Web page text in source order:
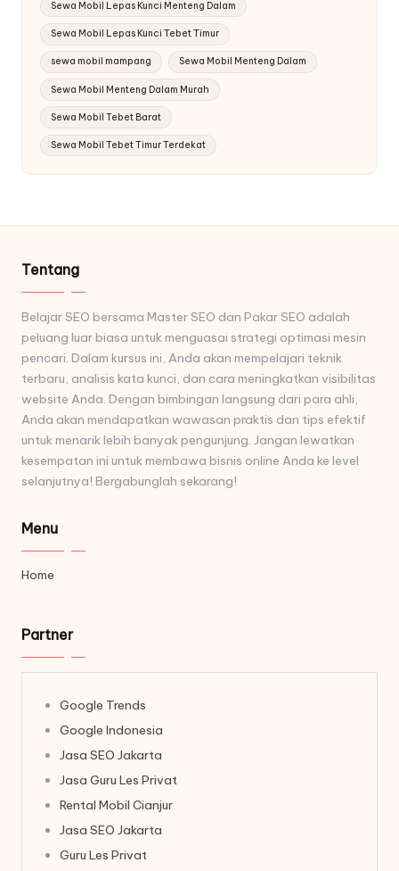
Sewa Mobil Lepas Kunci Menteng Dalam
Sewa Mobil Lepas Kunci Tebet Timur
sewa mobil mampang Sewa Mobil Menteng Dalam
Sewa Mobil Menteng Dalam Murah
Sewa Mobil Tebet Barat
Sewa Mobil Tebet Timur Terdekat
Tentang
Belajar SEO bersama Master SEO dan Pakar SEO adalah
peluang luar biasa untuk menguasai strategi optimasi mesin
pencari. Dalam kursus ini, Anda akan mempelajari teknik
terbaru, analisis kata kunci, dan cara meningkatkan visibilitas
website Anda. Dengan bimbingan langsung dari para ahli,
Anda akan mendapatkan wawasan praktis dan tips efektif
untuk menarik lebih banyak pengunjung. Jangan lewatkan
kesempatan ini untuk membawa bisnis online Anda ke level
selanjutnya! Bergabunglah sekarang!
Menu
Home
Partner
Google Trends
Google Indonesia
Jasa SEO Jakarta
Jasa Guru Les Privat
Rental Mobil Cianjur
Jasa SEO Jakarta
Guru Les Privat